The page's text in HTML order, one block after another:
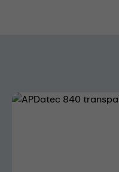
Skip image gallery